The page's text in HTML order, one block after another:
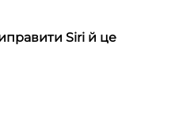
Siri й це